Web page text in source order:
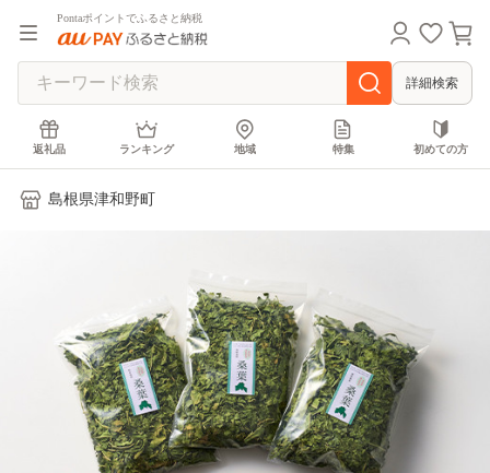
Pontaポイントでふるさと納税
詳細検索
返礼品 ランキング 地域 特集 初めての方
島根県津和野町